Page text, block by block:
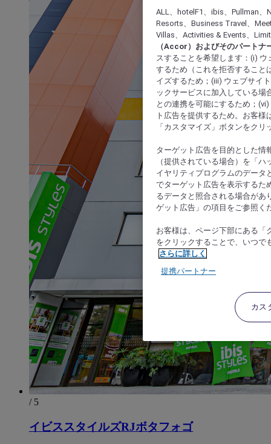
/ 5
イビススタイルズRJボタフォゴ
ALL、hotelF1、ibis、Pullman
Resorts、Business Travel、
Villas、Activities & Events、
（Accor）およびそのパートナ
スすることを希望します：(i)
するため（これを拒否すること
イズするため；(iii) ウェブサイ
ックサービスに加入している場
との連携を可能にするため；
ト広告を提供するため。お客
「カスタマイズ」ボタンをク
ターゲット広告を目的とした情
（提供されている場合）を「
イヤリティプログラムのデータ
でターゲット広告を表示するた
るデータと照合される場合があ
ゲット広告」の項目をご参照く
お客様は、ページ下部にある「
をクリックすることで、いつで
さらに詳しく
提携パートナー
カス